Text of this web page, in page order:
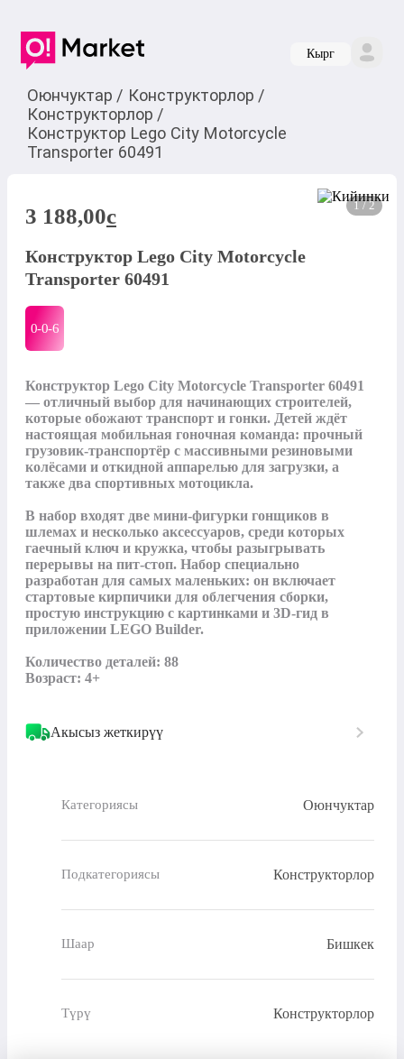
Кырг
Оюнчуктар / Конструкторлор /
Конструкторлор /
Конструктор Lego City Motorcycle
Transporter 60491
1 / 2
3 188,00c
Конструктор Lego City Motorcycle
Transporter 60491
0-0-6
Конструктор Lego City Motorcycle Transporter 60491
— отличный выбор для начинающих строителей,
которые обожают транспорт и гонки. Детей ждёт
настоящая мобильная гоночная команда: прочный
грузовик-транспортёр с массивными резиновыми
колёсами и откидной аппарелью для загрузки, а
также два спортивных мотоцикла.
В набор входят две мини-фигурки гонщиков в
шлемах и несколько аксессуаров, среди которых
гаечный ключ и кружка, чтобы разыгрывать
перерывы на пит-стоп. Набор специально
разработан для самых маленьких: он включает
стартовые кирпичики для облегчения сборки,
простую инструкцию с картинками и 3D-гид в
приложении LEGO Builder.
Количество деталей: 88
Возраст: 4+
Акысыз жеткирүү
Категориясы Оюнчуктар
Подкатегориясы Конструкторлор
Шаар Бишкек
Түрү Конструкторлор